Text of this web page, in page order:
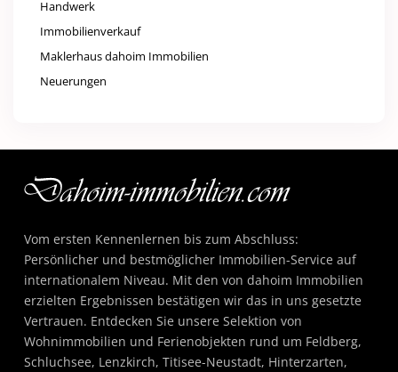
Handwerk
Immobilienverkauf
Maklerhaus dahoim Immobilien
Neuerungen
Vom ersten Kennenlernen bis zum Abschluss:
Persönlicher und bestmöglicher Immobilien-Service auf
internationalem Niveau. Mit den von dahoim Immobilien
erzielten Ergebnissen bestätigen wir das in uns gesetzte
Vertrauen. Entdecken Sie unsere Selektion von
Wohnimmobilien und Ferienobjekten rund um Feldberg,
Schluchsee, Lenzkirch, Titisee-Neustadt, Hinterzarten,